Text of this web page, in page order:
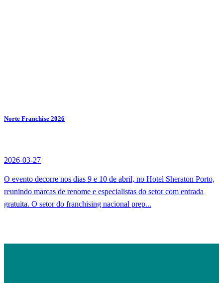
Norte Franchise 2026
2026-03-27
O evento decorre nos dias 9 e 10 de abril, no Hotel Sheraton Porto,
reunindo marcas de renome e especialistas do setor com entrada
gratuita. O setor do franchising nacional prep...